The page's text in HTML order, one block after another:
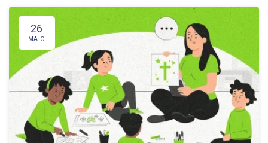
26
MAIO